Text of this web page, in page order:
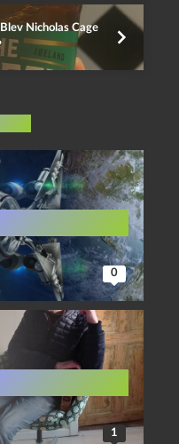
Nicholas Cage
0
1